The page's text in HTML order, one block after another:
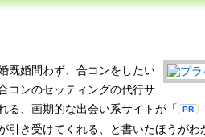
既婚問わず、合コンをしたい
コンのセッティングの代行サ
る、画期的な出会い系サイトが「
引き受けてくれる、と書いたほうが